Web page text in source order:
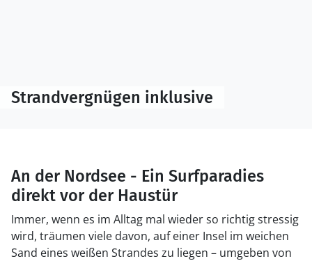
Strandvergnügen inklusive
An der Nordsee - Ein Surfparadies
direkt vor der Haustür
Immer, wenn es im Alltag mal wieder so richtig stressig
wird, träumen viele davon, auf einer Insel im weichen
Sand eines weißen Strandes zu liegen – umgeben von